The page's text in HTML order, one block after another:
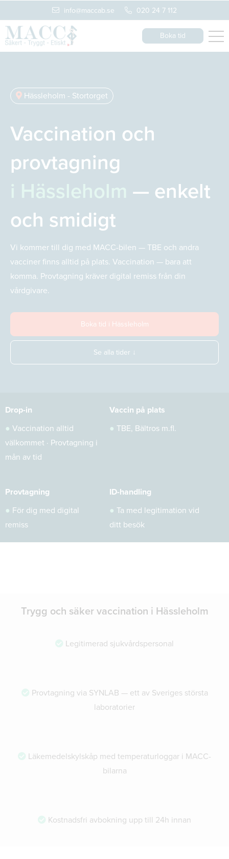
info@maccab.se 020 24 7 112
Boka tid
Hässleholm - Stortorget
Vaccination och
provtagning
— enkelt
och smidigt
Vi kommer till dig med MACC-bilen — TBE och andra
vacciner finns alltid på plats. Vaccination — bara att
komma. Provtagning kräver digital remiss från din
vårdgivare.
Boka tid i Hässleholm
Se alla tider ↓
Drop-in
● Vaccination alltid
välkommet · Provtagning i
mån av tid
Vaccin på plats
● TBE, Bältros m.fl.
Provtagning
● För dig med digital
remiss
ID-handling
● Ta med legitimation vid
ditt besök
Trygg och säker vaccination i Hässleholm
Legitimerad sjukvårdspersonal
Provtagning via SYNLAB — ett av Sveriges största
laboratorier
Läkemedelskylskåp med temperaturloggar i MACC-
bilarna
Kostnadsfri avbokning upp till 24h innan